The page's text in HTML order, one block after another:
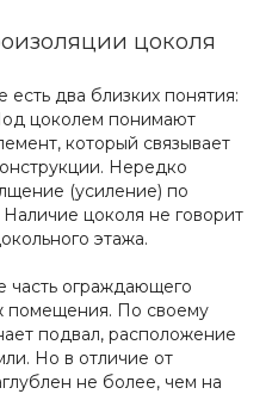
цоколя
два близких понятия:
цоколем понимают
который связывает
Нередко
(усиление) по
цоколя не говорит
этажа.
часть ограждающего
помещения. По своему
подвал, расположение
Но в отличие от
не более, чем на